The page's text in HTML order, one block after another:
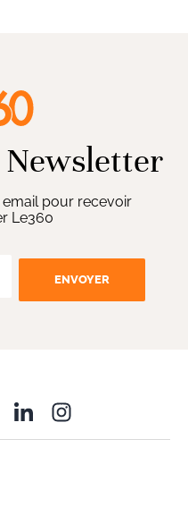
email pour recevoir
Le360
ENVOYER